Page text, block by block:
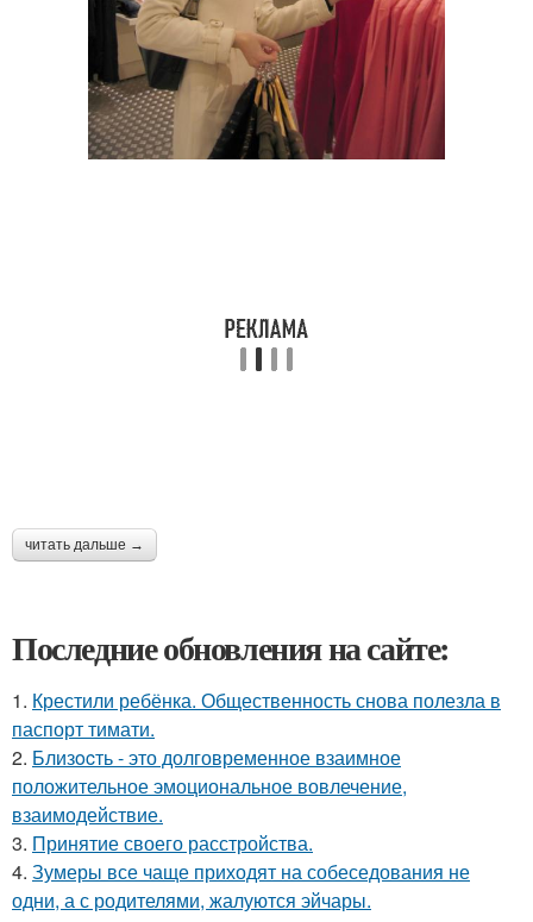
читать дальше →
Последние обновления на сайте:
1. Крестили ребёнка. Общественность снова полезла в
паспорт тимати.
2. Близocть - это долговременное взаимное
положительное эмоциональное вовлечение,
взаимодействие.
3. Принятие своего расстройства.
4. Зумеры все чаще приходят на собеседования не
одни, а с родителями, жалуются эйчары.